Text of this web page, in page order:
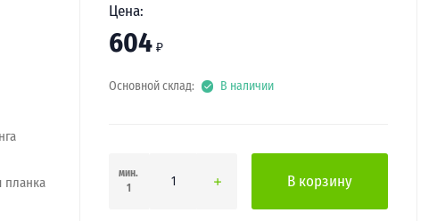
планка
Цена:
604 ₽
Основной склад: В наличии
мин.
1
В корзину